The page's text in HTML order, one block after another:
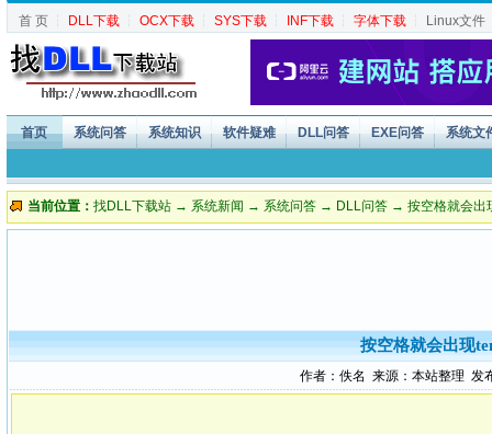
首 页 ┆ DLL下载 ┆ OCX下载 ┆ SYS下载 ┆ INF下载 ┆ 字体下载 ┆ Linux文件
首页 系统问答 系统知识 软件疑难 DLL问答 EXE问答 系统文
当前位置： 找DLL下载站 → 系统新闻 → 系统问答 → DLL问答 → 按空格就会出
按空格就会出现
作者：佚名 来源：本站整理 发